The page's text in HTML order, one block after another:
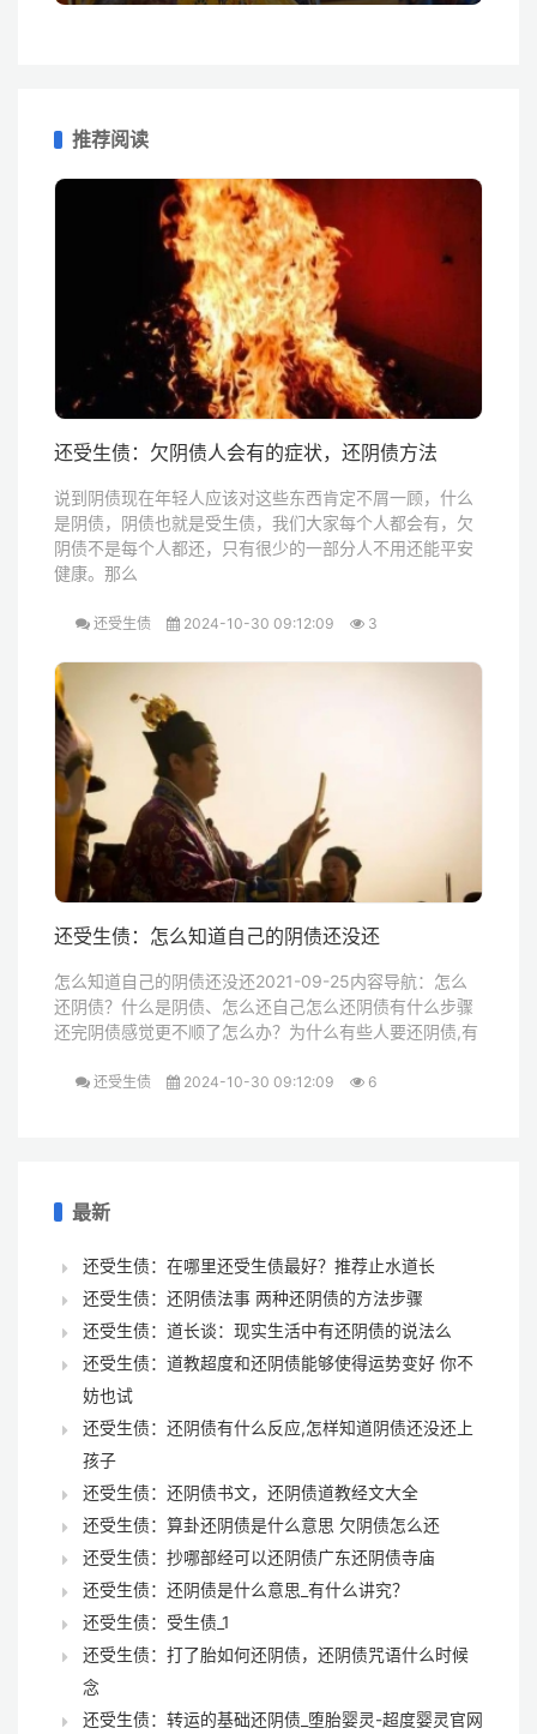
推荐阅读
还受生债：欠阴债人会有的症状，还阴债方法
说到阴债现在年轻人应该对这些东西肯定不屑一顾，什么
是阴债，阴债也就是受生债，我们大家每个人都会有，欠
阴债不是每个人都还，只有很少的一部分人不用还能平安
健康。那么
还受生债 2024-10-30 09:12:09 3
还受生债：怎么知道自己的阴债还没还
怎么知道自己的阴债还没还2021-09-25内容导航：怎么
还阴债？什么是阴债、怎么还自己怎么还阴债有什么步骤
还完阴债感觉更不顺了怎么办？为什么有些人要还阴债,有
还受生债 2024-10-30 09:12:09 6
最新
还受生债：在哪里还受生债最好？推荐止水道长
还受生债：还阴债法事 两种还阴债的方法步骤
还受生债：道长谈：现实生活中有还阴债的说法么
还受生债：道教超度和还阴债能够使得运势变好 你不
妨也试
还受生债：还阴债有什么反应,怎样知道阴债还没还上
孩子
还受生债：还阴债书文，还阴债道教经文大全
还受生债：算卦还阴债是什么意思 欠阴债怎么还
还受生债：抄哪部经可以还阴债广东还阴债寺庙
还受生债：还阴债是什么意思_有什么讲究？
还受生债：受生债_1
还受生债：打了胎如何还阴债，还阴债咒语什么时候
念
还受生债：转运的基础还阴债_堕胎婴灵-超度婴灵官网